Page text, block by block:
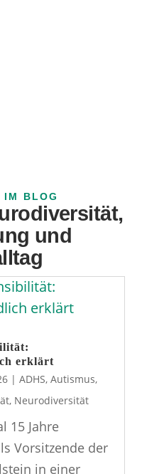
IM BLOG
und
erklärt
| ADHS, Autismus,
, Neurodiversität
15 Jahre
Vorsitzende der
in einer